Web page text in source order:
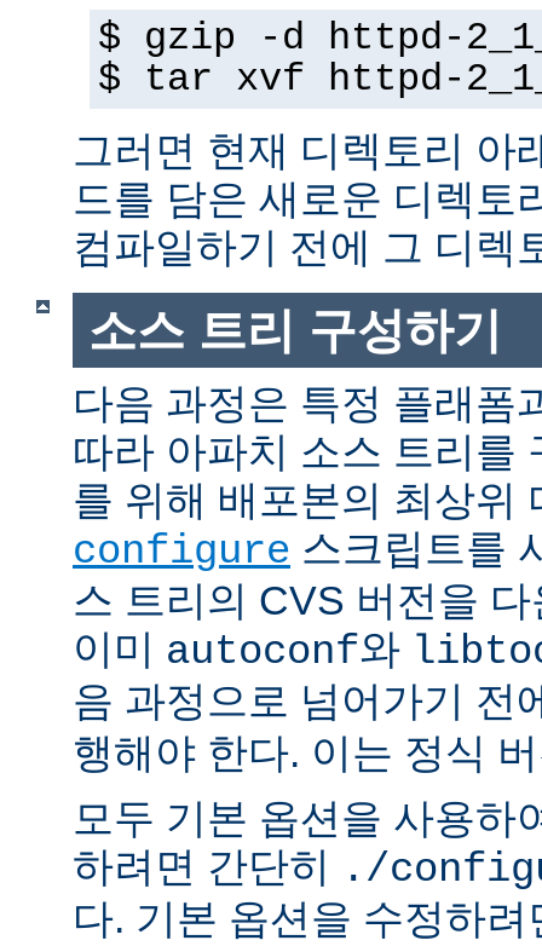
$ gzip -d httpd-
$ tar xvf httpd-
그러면 현재 디렉토리 아
드를 담은 새로운 디렉토
컴파일하기 전에 그 디렉
소스 트리 구성하기
다음 과정은 특정 플래폼
따라 아파치 소스 트리를
를 위해 배포본의 최상위
configure 스크립트를
스 트리의 CVS 버전을
이미 autoconf와
음 과정으로 넘어가기 전
행해야 한다. 이는 정식
모두 기본 옵션을 사용하
하려면 간단히 ./
다. 기본 옵션을 수정하